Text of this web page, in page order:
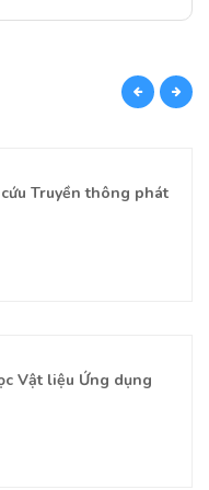
Truyền thông phát
Vật liệu Ứng dụng